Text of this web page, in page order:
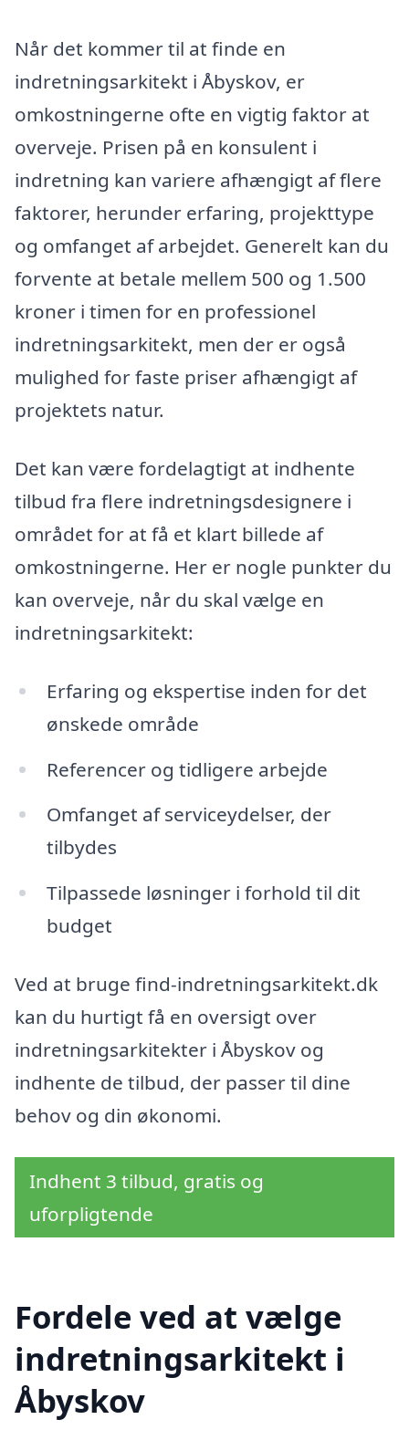
Når det kommer til at finde en
indretningsarkitekt i Åbyskov, er
omkostningerne ofte en vigtig faktor at
overveje. Prisen på en konsulent i
indretning kan variere afhængigt af flere
faktorer, herunder erfaring, projekttype
og omfanget af arbejdet. Generelt kan du
forvente at betale mellem 500 og 1.500
kroner i timen for en professionel
indretningsarkitekt, men der er også
mulighed for faste priser afhængigt af
projektets natur.
Det kan være fordelagtigt at indhente
tilbud fra flere indretningsdesignere i
området for at få et klart billede af
omkostningerne. Her er nogle punkter du
kan overveje, når du skal vælge en
indretningsarkitekt:
Erfaring og ekspertise inden for det
ønskede område
Referencer og tidligere arbejde
Omfanget af serviceydelser, der
tilbydes
Tilpassede løsninger i forhold til dit
budget
Ved at bruge find-indretningsarkitekt.dk
kan du hurtigt få en oversigt over
indretningsarkitekter i Åbyskov og
indhente de tilbud, der passer til dine
behov og din økonomi.
Indhent 3 tilbud, gratis og
uforpligtende
Fordele ved at vælge
indretningsarkitekt i
Åbyskov